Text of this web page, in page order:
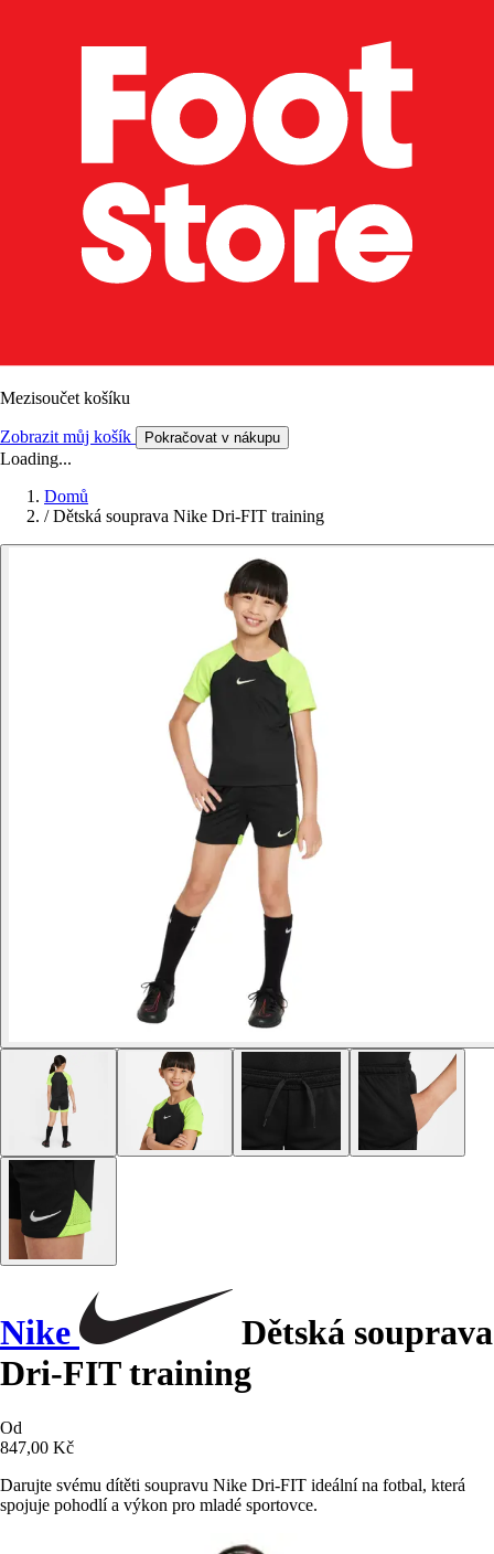
Mezisoučet košíku
Zobrazit můj košík Pokračovat v nákupu
Loading...
Domů
/ Dětská souprava Nike Dri-FIT training
Nike
Dětská souprava
Dri-FIT training
Od
847,00 Kč
Darujte svému dítěti soupravu Nike Dri-FIT ideální na fotbal, která
spojuje pohodlí a výkon pro mladé sportovce.